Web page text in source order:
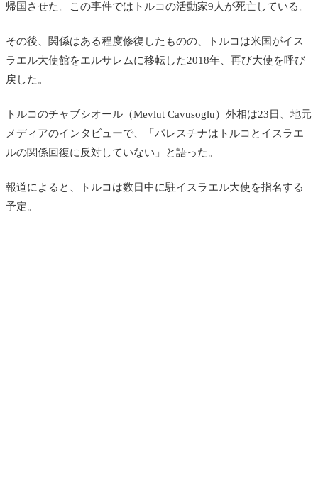
帰国させた。この事件ではトルコの活動家9人が死亡している。
その後、関係はある程度修復したものの、トルコは米国がイス
ラエル大使館をエルサレムに移転した2018年、再び大使を呼び
戻した。
トルコのチャブシオール（Mevlut Cavusoglu）外相は23日、地元
メディアのインタビューで、「パレスチナはトルコとイスラエ
ルの関係回復に反対していない」と語った。
報道によると、トルコは数日中に駐イスラエル大使を指名する
予定。